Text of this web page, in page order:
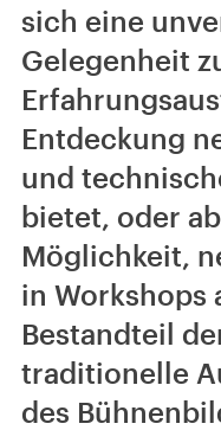
sich eine
Gelegenheit
Entdeckung
und
bietet, oder
Möglichkeit,
in Workshops
Bestandteil
traditionelle
des